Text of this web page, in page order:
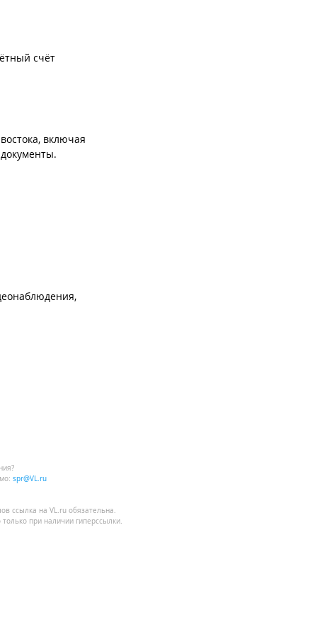
счёт
включая
spr@VL.ru
ссылка на VL.ru обязательна.
при наличии гиперссылки.